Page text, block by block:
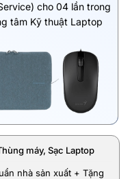
cho 04 lần trong
tâm Kỹ thuật Laptop
máy, Sạc Laptop
nhà sản xuất + Tặng